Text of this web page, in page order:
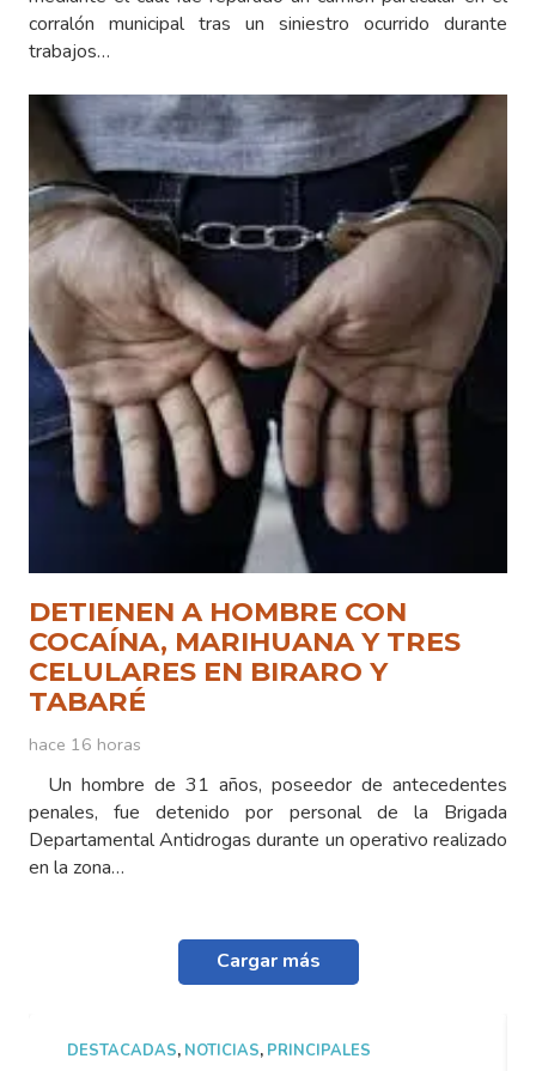
corralón municipal tras un siniestro ocurrido durante
trabajos…
DETIENEN A HOMBRE CON
COCAÍNA, MARIHUANA Y TRES
CELULARES EN BIRARO Y
TABARÉ
hace 16 horas
Un hombre de 31 años, poseedor de antecedentes
penales, fue detenido por personal de la Brigada
Departamental Antidrogas durante un operativo realizado
en la zona…
Cargar más
DESTACADAS,NOTICIAS